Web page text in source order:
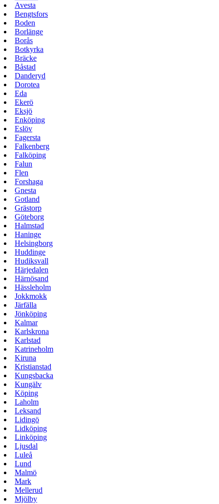
Avesta
Bengtsfors
Boden
Borlänge
Borås
Botkyrka
Bräcke
Båstad
Danderyd
Dorotea
Eda
Ekerö
Eksjö
Enköping
Eslöv
Fagersta
Falkenberg
Falköping
Falun
Flen
Forshaga
Gnesta
Gotland
Grästorp
Göteborg
Halmstad
Haninge
Helsingborg
Huddinge
Hudiksvall
Härjedalen
Härnösand
Hässleholm
Jokkmokk
Järfälla
Jönköping
Kalmar
Karlskrona
Karlstad
Katrineholm
Kiruna
Kristianstad
Kungsbacka
Kungälv
Köping
Laholm
Leksand
Lidingö
Lidköping
Linköping
Ljusdal
Luleå
Lund
Malmö
Mark
Mellerud
Mjölby